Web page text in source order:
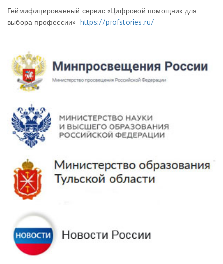
Геймифицированный сервис «Цифровой помощник для
выбора профессии» https://profstories.ru/